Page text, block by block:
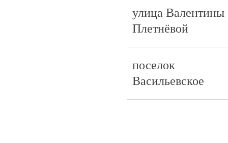
улица Валентины
Плетнёвой
поселок
Васильевское